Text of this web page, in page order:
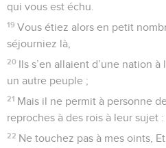
qui vous est échu.
19 Vous étiez alors en petit
séjourniez là,
20 Ils s’en allaient d’une nation à
un autre peuple ;
21 Mais il ne permit à personne
reproches à des rois à leur sujet :
22 Ne touchez pas à mes oints,